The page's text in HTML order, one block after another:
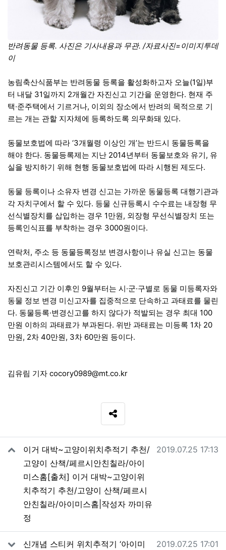
반려동물 등록. 사진은 기사내용과 무관. /자료사진=이미지투데
이
농림축산식품부는 반려동물 등록을 활성화하고자 오늘(1일)부
터 내달 31일까지 2개월간 자진신고 기간을 운영한다. 현재 주
택·준주택에서 기르거나, 이외의 장소에서 반려의 목적으로 기
르는 개는 관할 지자체에 등록하도록 의무화돼 있다.
동물보호법에 따라 ‘3개월령 이상인 개’는 반드시 동물등록을
해야 한다. 동물등록제는 지난 2014년부터 동물보호와 유기, 유
실을 방지하기 위해 현행 동물보호법에 따라 시행된 제도다.
동물 등록이나 소유자 변경 신고는 가까운 동물등록 대행기관과
각 자치구에서 할 수 있다. 등물 신규등록시 수수료는 내장형 무
선식별장치를 삽입하는 경우 1만원, 외장형 무선식별장치 또는
등록인식표를 부착하는 경우 3000원이다.
연락처, 주소 등 동물등록정보 변경사항이나 유실 신고는 동물
보호관리시스템에서도 할 수 있다.
자진신고 기간 이후인 9월부터는 시·군·구별로 동물 미등록자와
동물 정보 변경 미신고자를 집중적으로 단속하고 과태료를 물린
다. 동물등록·변경신고를 하지 않다가 적발되는 경우 최대 100
만원 이하의 과태료가 부과된다. 위반 과태료는 미등록 1차 20
만원, 2차 40만원, 3차 60만원 등이다.
김유림 기자 cocory0989@mt.co.kr
SNS 공유
관련자료
이거 대박~고양이위치추적기 추천/
고양이 산책/페르시안친칠라/아이
미스홈[출처] 이거 대박~고양이위
치추적기 추천/고양이 산책/페르시
안친칠라/아이미스홈|작성자 까미유
정
작성일
2019.07.25 17:13
신개념 스티커 위치추적기 ‘아이미
작성일
2019.07.25 17:01